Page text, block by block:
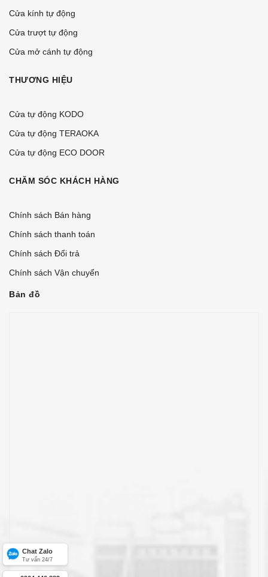
Cửa kính tự động
Cửa trượt tự động
Cửa mở cánh tự động
THƯƠNG HIỆU
Cửa tự động KODO
Cửa tự động TERAOKA
Cửa tự động ECO DOOR
CHĂM SÓC KHÁCH HÀNG
Chính sách Bán hàng
Chính sách thanh toán
Chính sách Đổi trả
Chính sách Vận chuyển
Bản đồ
Chat Zalo
Tư vấn 24/7